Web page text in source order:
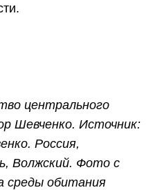
центрального
Шевченко. Источник:
Россия,
Волжский. Фото с
среды обитания